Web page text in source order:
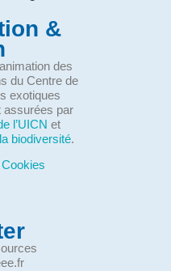
&
des
du Centre de
exotiques
assurées par
l’UICN et
biodiversité.